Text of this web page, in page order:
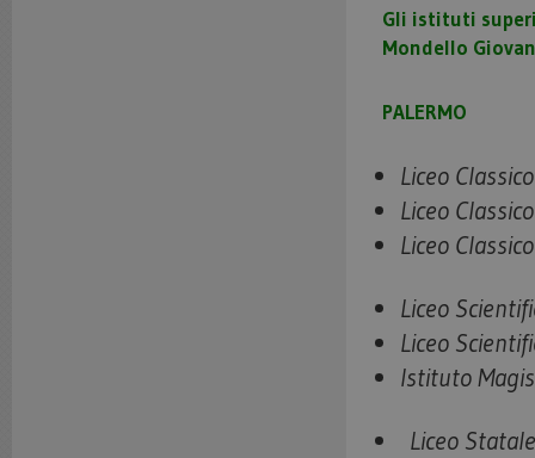
Gli istituti
Mondello
PALERMO
Liceo
Liceo
Liceo
Liceo
Liceo
Istituto
Liceo